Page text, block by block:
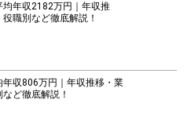
均年収2182万円｜年収推
職別など徹底解説！
年収806万円｜年収推移・業
ど徹底解説！